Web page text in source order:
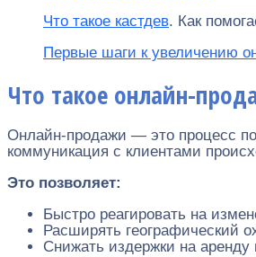
Что такое кастдев. Как
Первые шаги к увеличению
Что такое онлайн-
Онлайн-продажи — это процесс
коммуникация с клиентами
Это позволяет:
Быстро реагировать на
Расширять географический
Снижать издержки на аренду